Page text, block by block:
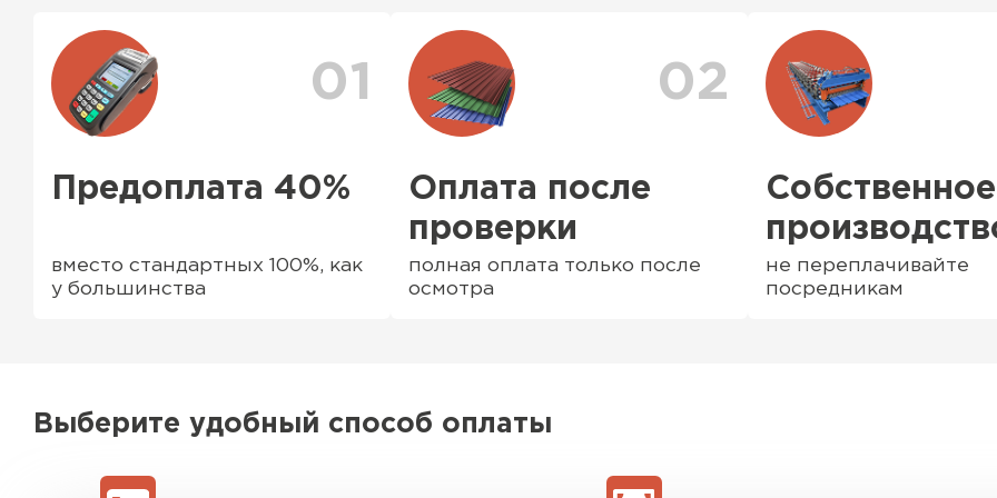
доставки
. Возможны
01
Предоплата 40%
вместо стандартных 100%, как
у большинства
02
Оплата после
проверки
полная оплата только после
осмотра
Собственное
не переплачивайте
посредникам
Выберите удобный способ оплаты
ПЕРЕЙТИ